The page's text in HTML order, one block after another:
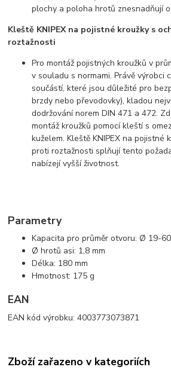
plochy a poloha hrotů znesnadňují
Kleště KNIPEX na pojistné kroužky s
roztažnosti
Pro montáž pojistných kroužků v
v souladu s normami. Právě výrobci
součástí, které jsou důležité pro
brzdy nebo převodovky), kladou
dodržování norem DIN 471 a 472.
montáž kroužků pomocí kleští s
kuželem. Kleště KNIPEX na pojistné
proti roztažnosti splňují tento
nabízejí vyšší životnost.
Parametry
Kapacita pro průměr otvoru: Ø 19-
Ø hrotů asi: 1,8 mm
Délka: 180 mm
Hmotnost: 175 g
EAN
EAN kód výrobku: 4003773073871
Zboží zařazeno v kategoriích